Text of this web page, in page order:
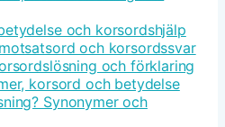
och korsordshjälp
och korsordssvar
och förklaring
korsord och betydelse
Synonymer och